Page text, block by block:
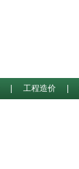
工程造价